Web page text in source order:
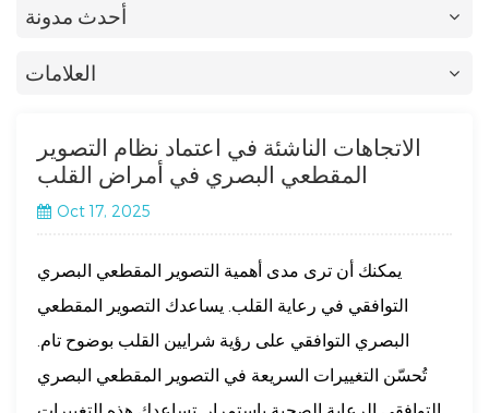
أحدث مدونة
العلامات
الاتجاهات الناشئة في اعتماد نظام التصوير
المقطعي البصري في أمراض القلب
Oct 17, 2025
يمكنك أن ترى مدى أهمية التصوير المقطعي البصري
التوافقي في رعاية القلب. يساعدك التصوير المقطعي
البصري التوافقي على رؤية شرايين القلب بوضوح تام.
تُحسّن التغييرات السريعة في التصوير المقطعي البصري